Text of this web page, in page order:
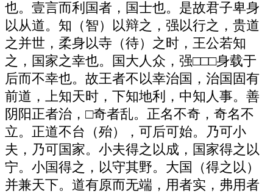
也。壹言而利国者，国士也。是故君子卑身
以从道。知（智）以辩之，强以行之，贵道
之并世，柔身以寺（待）之时，王公若知
之，国家之幸也。国大人众，强□□□身载于
后而不幸也。故王者不以幸治国，治国固有
前道，上知天时，下知地利，中知人事。善
阴阳正者治，□奇者乱。正名不奇，奇名不
立。正道不台（殆），可后可始。乃可小
夫，乃可国家。小夫得之以成，国家得之以
宁。小国得之，以守其野。大国（得之以）
并兼天下。道有原而无端，用者实，弗用者